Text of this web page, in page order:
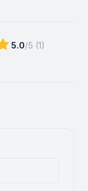
5.0/5 (1)